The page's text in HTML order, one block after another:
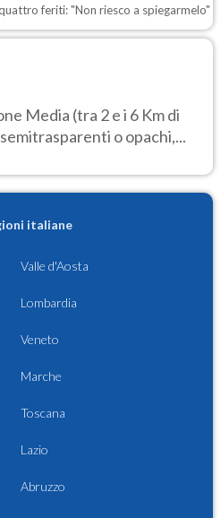
feriti: "Non riesco a spiegarmelo"
Media (tra 2 e i 6 Km di
o opachi,...
italiane
Valle d'Aosta
Lombardia
Veneto
Marche
Toscana
Lazio
Abruzzo